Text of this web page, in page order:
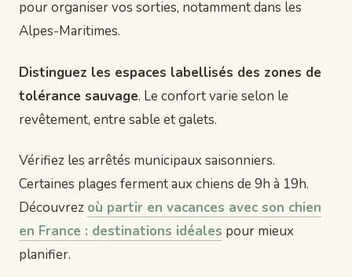
pour organiser vos sorties, notamment dans les
Alpes-Maritimes.
Distinguez les espaces labellisés des zones de
tolérance sauvage. Le confort varie selon le
revêtement, entre sable et galets.
Vérifiez les arrêtés municipaux saisonniers.
Certaines plages ferment aux chiens de 9h à 19h.
Découvrez où partir en vacances avec son chien
en France : destinations idéales pour mieux
planifier.